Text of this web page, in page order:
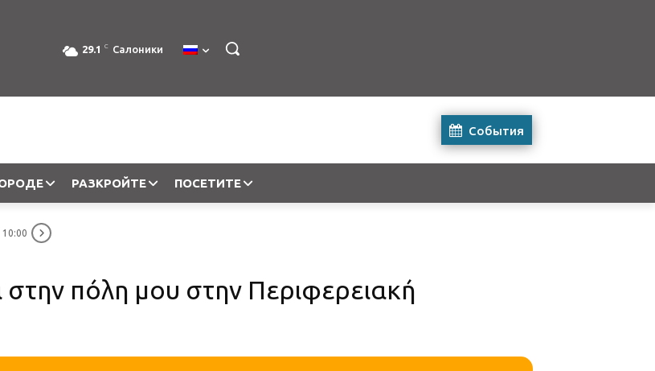
29.1 C Салоники
События
РАЗКРОЙТЕ ПОСЕТИТЕ
πόλη μου στην Περιφερειακή